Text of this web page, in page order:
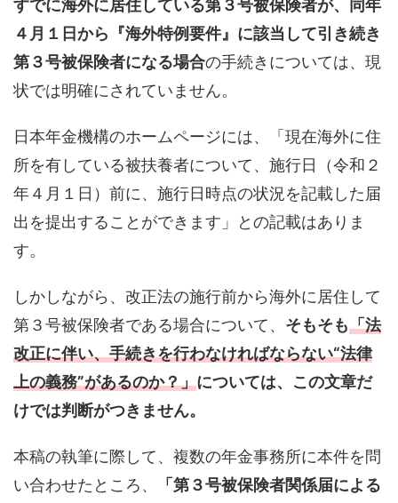
すでに海外に居住している第３号被保険者が、同年
４月１日から『海外特例要件』に該当して引き続き
第３号被保険者になる場合の手続きについては、現
状では明確にされていません。
日本年金機構のホームページには、「現在海外に住
所を有している被扶養者について、施行日（令和２
年４月１日）前に、施行日時点の状況を記載した届
出を提出することができます」との記載はありま
す。
しかしながら、改正法の施行前から海外に居住して
第３号被保険者である場合について、 そもそも「法
改正に伴い、手続きを行わなければならない“法律
上の義務”があるのか？」については、この文章だ
けでは判断がつきません。
本稿の執筆に際して、複数の年金事務所に本件を問
い合わせたところ、
「第３号被保険者関係届による